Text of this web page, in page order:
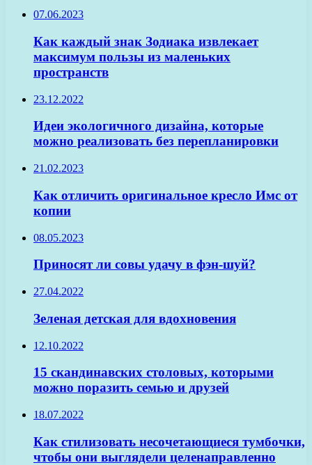
07.06.2023
Как каждый знак Зодиака извлекает
максимум пользы из маленьких
пространств
23.12.2022
Идеи экологичного дизайна, которые
можно реализовать без перепланировки
21.02.2023
Как отличить оригинальное кресло Имс от
копии
08.05.2023
Приносят ли совы удачу в фэн-шуй?
27.04.2022
Зеленая детская для вдохновения
12.10.2022
15 скандинавских столовых, которыми
можно поразить семью и друзей
18.07.2022
Как стилизовать несочетающиеся тумбочки,
чтобы они выглядели целенаправленно